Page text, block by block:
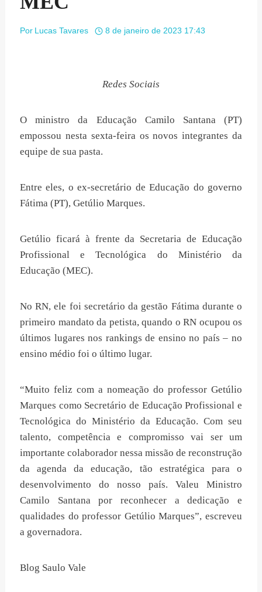
Por Lucas Tavares 8 de janeiro de 2023 17:43
Redes Sociais
O ministro da Educação Camilo Santana (PT)
empossou nesta sexta-feira os novos integrantes da
equipe de sua pasta.
Entre eles, o ex-secretário de Educação do governo
Fátima (PT), Getúlio Marques.
Getúlio ficará à frente da Secretaria de Educação
Profissional e Tecnológica do Ministério da
Educação (MEC).
No RN, ele foi secretário da gestão Fátima durante o
primeiro mandato da petista, quando o RN ocupou os
últimos lugares nos rankings de ensino no país – no
ensino médio foi o último lugar.
“Muito feliz com a nomeação do professor Getúlio
Marques como Secretário de Educação Profissional e
Tecnológica do Ministério da Educação. Com seu
talento, competência e compromisso vai ser um
importante colaborador nessa missão de reconstrução
da agenda da educação, tão estratégica para o
desenvolvimento do nosso país. Valeu Ministro
Camilo Santana por reconhecer a dedicação e
qualidades do professor Getúlio Marques”, escreveu
a governadora.
Blog Saulo Vale